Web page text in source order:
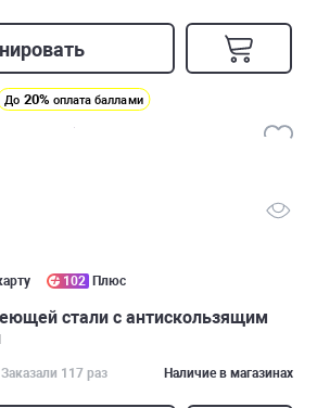
До 20% оплата баллами
102 Плюс
стали с антискользящим
Заказали 117 раз Наличие в магазинах